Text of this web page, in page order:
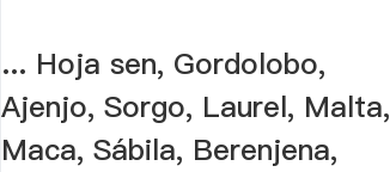
... Hoja sen, Gordolobo,
Ajenjo, Sorgo, Laurel, Malta,
Maca, Sábila, Berenjena,